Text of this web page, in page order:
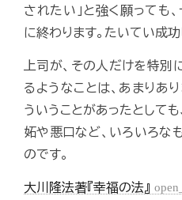
されたい」と強く願っても
に終わります。たいてい成功
上司が、その人だけを特別
るようなことは、あまりあ
ういうことがあったとして
妬や悪口など、いろいろな
のです。
大川隆法著『幸福の法』